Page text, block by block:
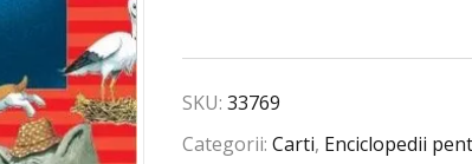
SKU:33769
Categorii:Carti, Enciclopedii